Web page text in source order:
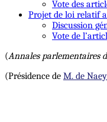
Vote des
Projet de loi relatif
Discussion
Vote de
(Annales parlementaires
(Présidence de M. de